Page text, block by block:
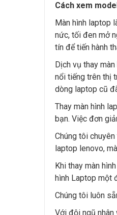
Cách xem
Màn hình laptop
nức, tối đen mở
tín để tiến hành
Dịch vụ thay
nổi tiếng trên thị
dòng laptop cũ
Thay màn hình
bạn. Việc đơn
Chúng tôi
laptop lenovo,
Khi thay màn
hình Laptop một
Chúng tôi luôn
Với đội ngũ nhân